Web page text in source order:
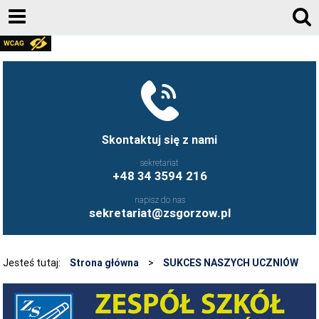
Skontaktuj się z nami
sekretariat
+48 34 3594 216
napisz do nas
sekretariat@zsgorzow.pl
AKTUALNOŚCI
UCZNIOWIE ZS GORZÓW ŚLĄSKI - FB
FRYZJERSTWO NASZEJ SZKOŁY - FB
O SZKOLE
HISTORIA SZKOŁY
GALERIA ZDJĘĆ 2020-2026
Jesteś tutaj: Strona główna > SUKCES NASZYCH UCZNIÓW